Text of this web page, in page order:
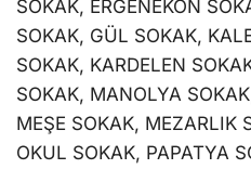
SOKAK, ERGENEKON
SOKAK, GÜL SOKAK,
SOKAK, KARDELEN
SOKAK, MANOLYA
MEŞE SOKAK, MEZARLIK
OKUL SOKAK, PAPATYA